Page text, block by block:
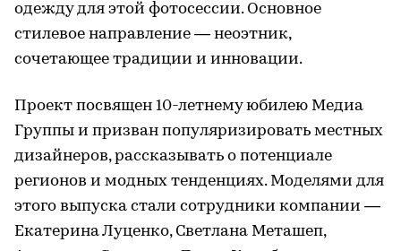
одежду для этой фотосессии. Основное
стилевое направление — неоэтник,
сочетающее традиции и инновации.
Проект посвящен 10-летнему юбилею Медиа
Группы и призван популяризировать местных
дизайнеров, рассказывать о потенциале
регионов и модных тенденциях. Моделями для
этого выпуска стали сотрудники компании —
Екатерина Луценко, Светлана Меташеп,